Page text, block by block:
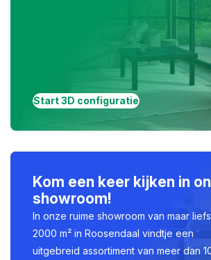
Start 3D configuratie
Kom een keer kijken in
showroom!
In onze ruime showroom van maar
2000 m² in Roosendaal vindtje een
uitgebreid assortiment van meer dan